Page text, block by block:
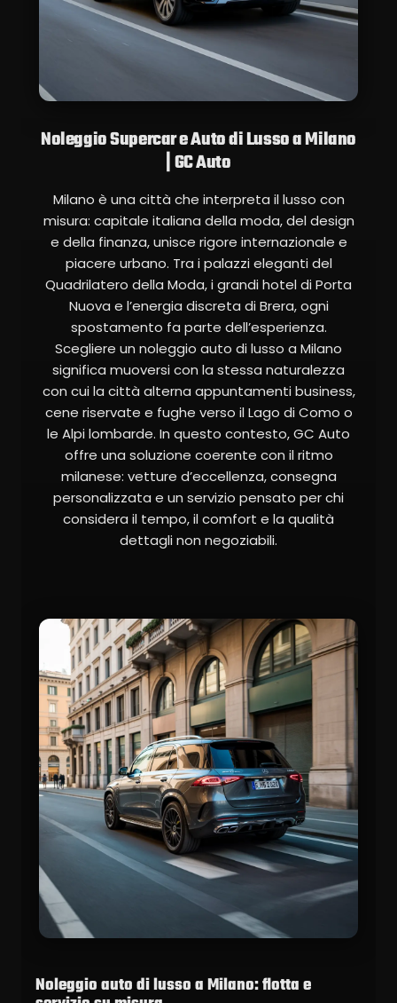
Noleggio Supercar e Auto di Lusso a Milano
| GC Auto
Milano è una città che interpreta il lusso con
misura: capitale italiana della moda, del design
e della finanza, unisce rigore internazionale e
piacere urbano. Tra i palazzi eleganti del
Quadrilatero della Moda, i grandi hotel di Porta
Nuova e l’energia discreta di Brera, ogni
spostamento fa parte dell’esperienza.
Scegliere un noleggio auto di lusso a Milano
significa muoversi con la stessa naturalezza
con cui la città alterna appuntamenti business,
cene riservate e fughe verso il Lago di Como o
le Alpi lombarde. In questo contesto, GC Auto
offre una soluzione coerente con il ritmo
milanese: vetture d’eccellenza, consegna
personalizzata e un servizio pensato per chi
considera il tempo, il comfort e la qualità
dettagli non negoziabili.
Noleggio auto di lusso a Milano: flotta e